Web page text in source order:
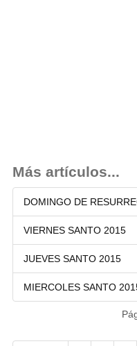
Más artículos...
DOMINGO DE
VIERNES SANTO 2015
JUEVES SANTO 2015
MIERCOLES SANTO